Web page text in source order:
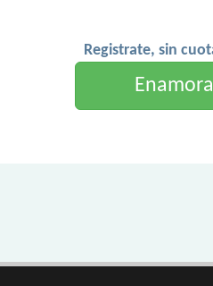
Registrate, sin